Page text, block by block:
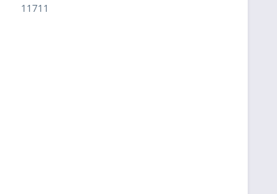
11711